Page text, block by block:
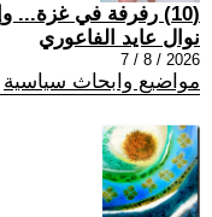
(10) رفرفة في غزة... وإعصار في واشنطن
نوال عايد الفاعوري
2026 / 8 / 7
مواضيع وابحاث سياسية